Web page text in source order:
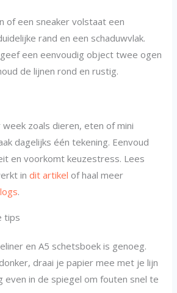
of een sneaker volstaat een
rand en een schaduwvlak.
een eenvoudig object twee ogen
de lijnen rond en rustig.
zoals dieren, eten of mini
dagelijks één tekening. Eenvoud
en voorkomt keuzestress. Lees
indit artikel of haal meer
.
tips
en A5 schetsboek is genoeg.
draai je papier mee met je lijn
even in de spiegel om fouten snel te